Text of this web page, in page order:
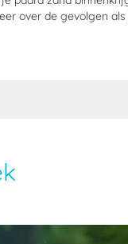
over de gevolgen